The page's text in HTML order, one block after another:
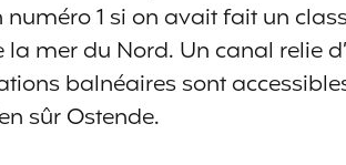
numéro 1 si on avait fait un
la mer du Nord. Un canal relie
balnéaires sont
sûr Ostende.